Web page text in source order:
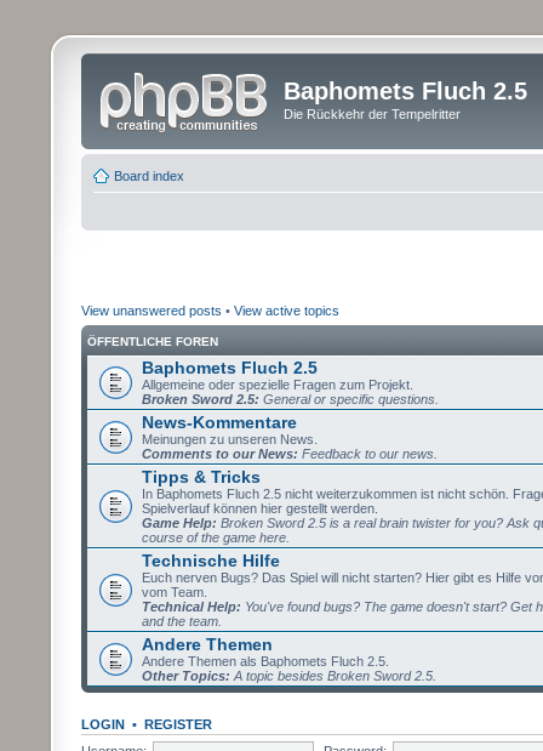
Baphomets Fluch 2.5
Die Rückkehr der Tempelritter
Board index
View unanswered posts • View active topics
ÖFFENTLICHE FOREN
Baphomets Fluch 2.5
Allgemeine oder spezielle Fragen zum Projekt.
Broken Sword 2.5: General or specific questions.
News-Kommentare
Meinungen zu unseren News.
Comments to our News: Feedback to our news.
Tipps & Tricks
In Baphomets Fluch 2.5 nicht weiterzukommen ist nicht schön.
Spielverlauf können hier gestellt werden.
Game Help: Broken Sword 2.5 is a real brain twister for you? Ask
course of the game here.
Technische Hilfe
Euch nerven Bugs? Das Spiel will nicht starten? Hier gibt es Hilfe
vom Team.
Technical Help: You've found bugs? The game doesn't start? Get
and the team.
Andere Themen
Andere Themen als Baphomets Fluch 2.5.
Other Topics: A topic besides Broken Sword 2.5.
LOGIN • REGISTER